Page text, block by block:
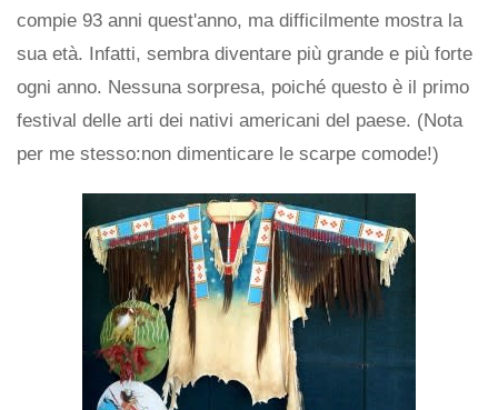
compie 93 anni quest'anno, ma difficilmente mostra la
sua età. Infatti, sembra diventare più grande e più forte
ogni anno. Nessuna sorpresa, poiché questo è il primo
festival delle arti dei nativi americani del paese. (Nota
per me stesso:non dimenticare le scarpe comode!)